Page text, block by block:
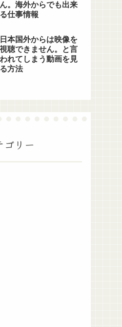
ん。海外からでも出来
る仕事情報
日本国外からは映像を
視聴できません。と言
われてしまう動画を見
る方法
ゴリー